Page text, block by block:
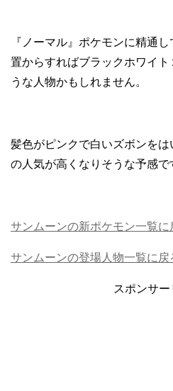
『ノーマル』ポケモンに精通
置からすればブラックホワイ
うな人物かもしれません。
髪色がピンクで白いズボンを
の人気が高くなりそうな予感で
サンムーンの新ポケモン一覧に
サンムーンの登場人物一覧に戻
スポンサー